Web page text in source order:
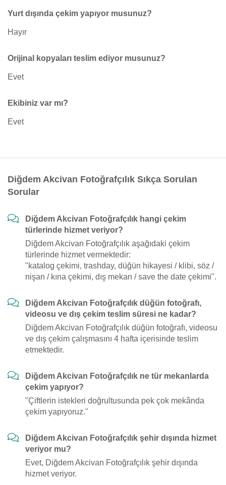
Yurt dışında çekim yapıyor musunuz?
Hayır
Orijinal kopyaları teslim ediyor musunuz?
Evet
Ekibiniz var mı?
Evet
Diğdem Akcivan Fotoğrafçılık Sıkça Sorulan
Sorular
Diğdem Akcivan Fotoğrafçılık hangi çekim
türlerinde hizmet veriyor?
Diğdem Akcivan Fotoğrafçılık aşağıdaki çekim
türlerinde hizmet vermektedir:
"katalog çekimi, trashday, düğün hikayesi / klibi, söz /
nişan / kına çekimi, dış mekan / save the date çekimi".
Diğdem Akcivan Fotoğrafçılık düğün fotoğrafı,
videosu ve dış çekim teslim süresi ne kadar?
Diğdem Akcivan Fotoğrafçılık düğün fotoğrafı, videosu
ve dış çekim çalışmasını 4 hafta içerisinde teslim
etmektedir.
Diğdem Akcivan Fotoğrafçılık ne tür mekanlarda
çekim yapıyor?
"Çiftlerin istekleri doğrultusunda pek çok mekânda
çekim yapıyoruz."
Diğdem Akcivan Fotoğrafçılık şehir dışında hizmet
veriyor mu?
Evet, Diğdem Akcivan Fotoğrafçılık şehir dışında
hizmet veriyor.